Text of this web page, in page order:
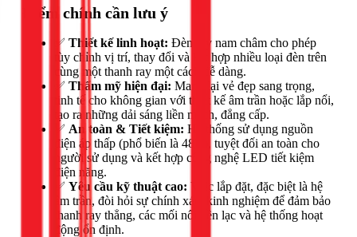
Điểm chính cần lưu ý
✅ Thiết kế linh hoạt: Đèn ray nam châm cho phép
tùy chỉnh vị trí, thay đổi và kết hợp nhiều loại đèn trên
cùng một thanh ray một cách dễ dàng.
✅ Thẩm mỹ hiện đại: Mang lại vẻ đẹp sang trọng,
tinh tế cho không gian với thiết kế âm trần hoặc lắp nổi,
tạo ra những dải sáng liền mạch, đẳng cấp.
✅ An toàn & Tiết kiệm: Hệ thống sử dụng nguồn
điện áp thấp (phổ biến là 48V), tuyệt đối an toàn cho
người sử dụng và kết hợp công nghệ LED tiết kiệm
điện năng.
✅ Yêu cầu kỹ thuật cao: Việc lắp đặt, đặc biệt là hệ
âm trần, đòi hỏi sự chính xác, kinh nghiệm để đảm bảo
thanh ray thẳng, các mối nối liền lạc và hệ thống hoạt
động ổn định.